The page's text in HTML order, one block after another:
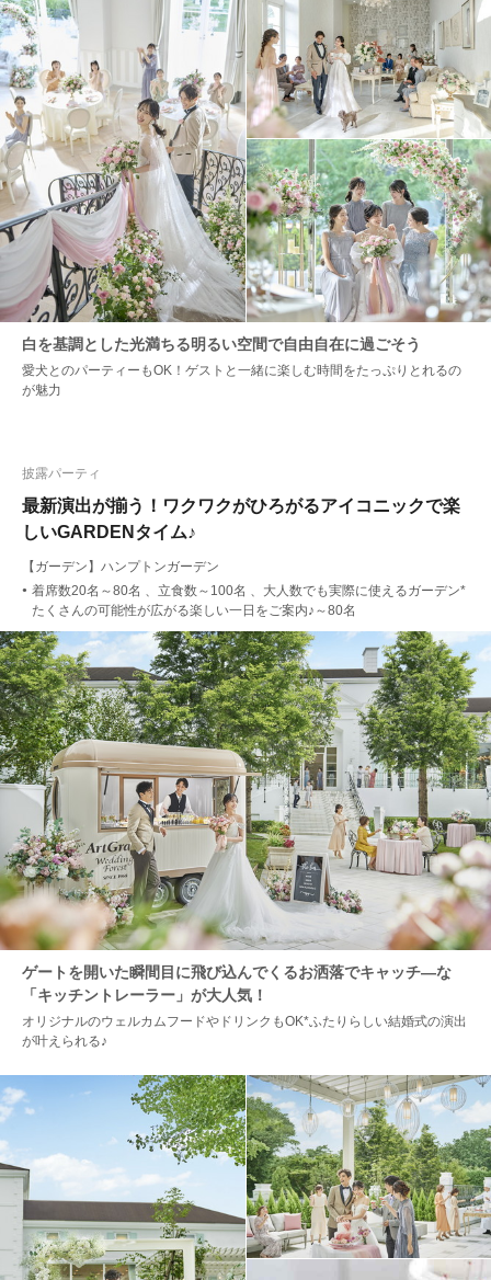
白を基調とした光満ちる明るい空間で自由自在に過ごそう
愛犬とのパーティーもOK！ゲストと一緒に楽しむ時間をたっぷりとれるの
が魅力
最新演出が揃う！ワクワクがひろがるアイコニックで楽
しいGARDENタイム♪
披露パーティ
【ガーデン】ハンプトンガーデン
● 着席数20名～80名 、立食数～100名 、大人数でも実際に使えるガーデン*
たくさんの可能性が広がる楽しい一日をご案内♪～80名
ゲートを開いた瞬間目に飛び込んでくるお洒落でキャッチ―な
「キッチントレーラー」が大人気！
オリジナルのウェルカムフードやドリンクもOK*ふたりらしい結婚式の演出
が叶えられる♪